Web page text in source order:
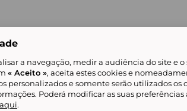
sobre
Livro de Reclamações Showroomprive group
a navegação, medir a audiência do site e
« Aceito », aceita estes cookies e
personalizados e somente serão utilizados
Poderá modificar as suas
aqui.